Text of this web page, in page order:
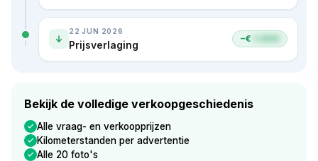
22 JUN 2026
Prijsverlaging −€
Bekijk de volledige verkoopgeschiedenis
Alle vraag- en verkoopprijzen
Kilometerstanden per advertentie
Alle 20 foto's